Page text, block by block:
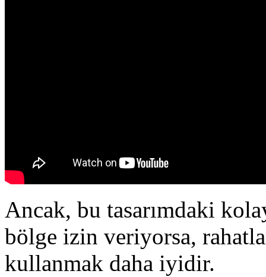
Ancak, bu tasarımdaki
bölge izin veriyorsa,
kullanmak daha iyidir.